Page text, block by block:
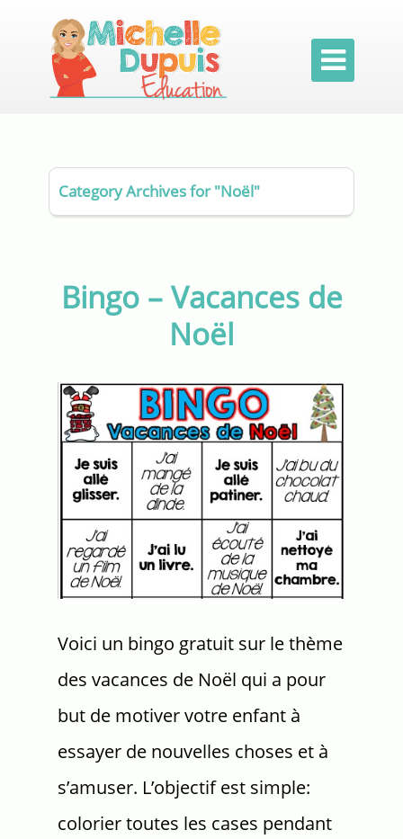

Category Archives for "Noël"
Bingo – Vacances de
Noël
Voici un bingo gratuit sur le thème
des vacances de Noël qui a pour
but de motiver votre enfant à
essayer de nouvelles choses et à
s’amuser. L’objectif est simple:
colorier toutes les cases pendant